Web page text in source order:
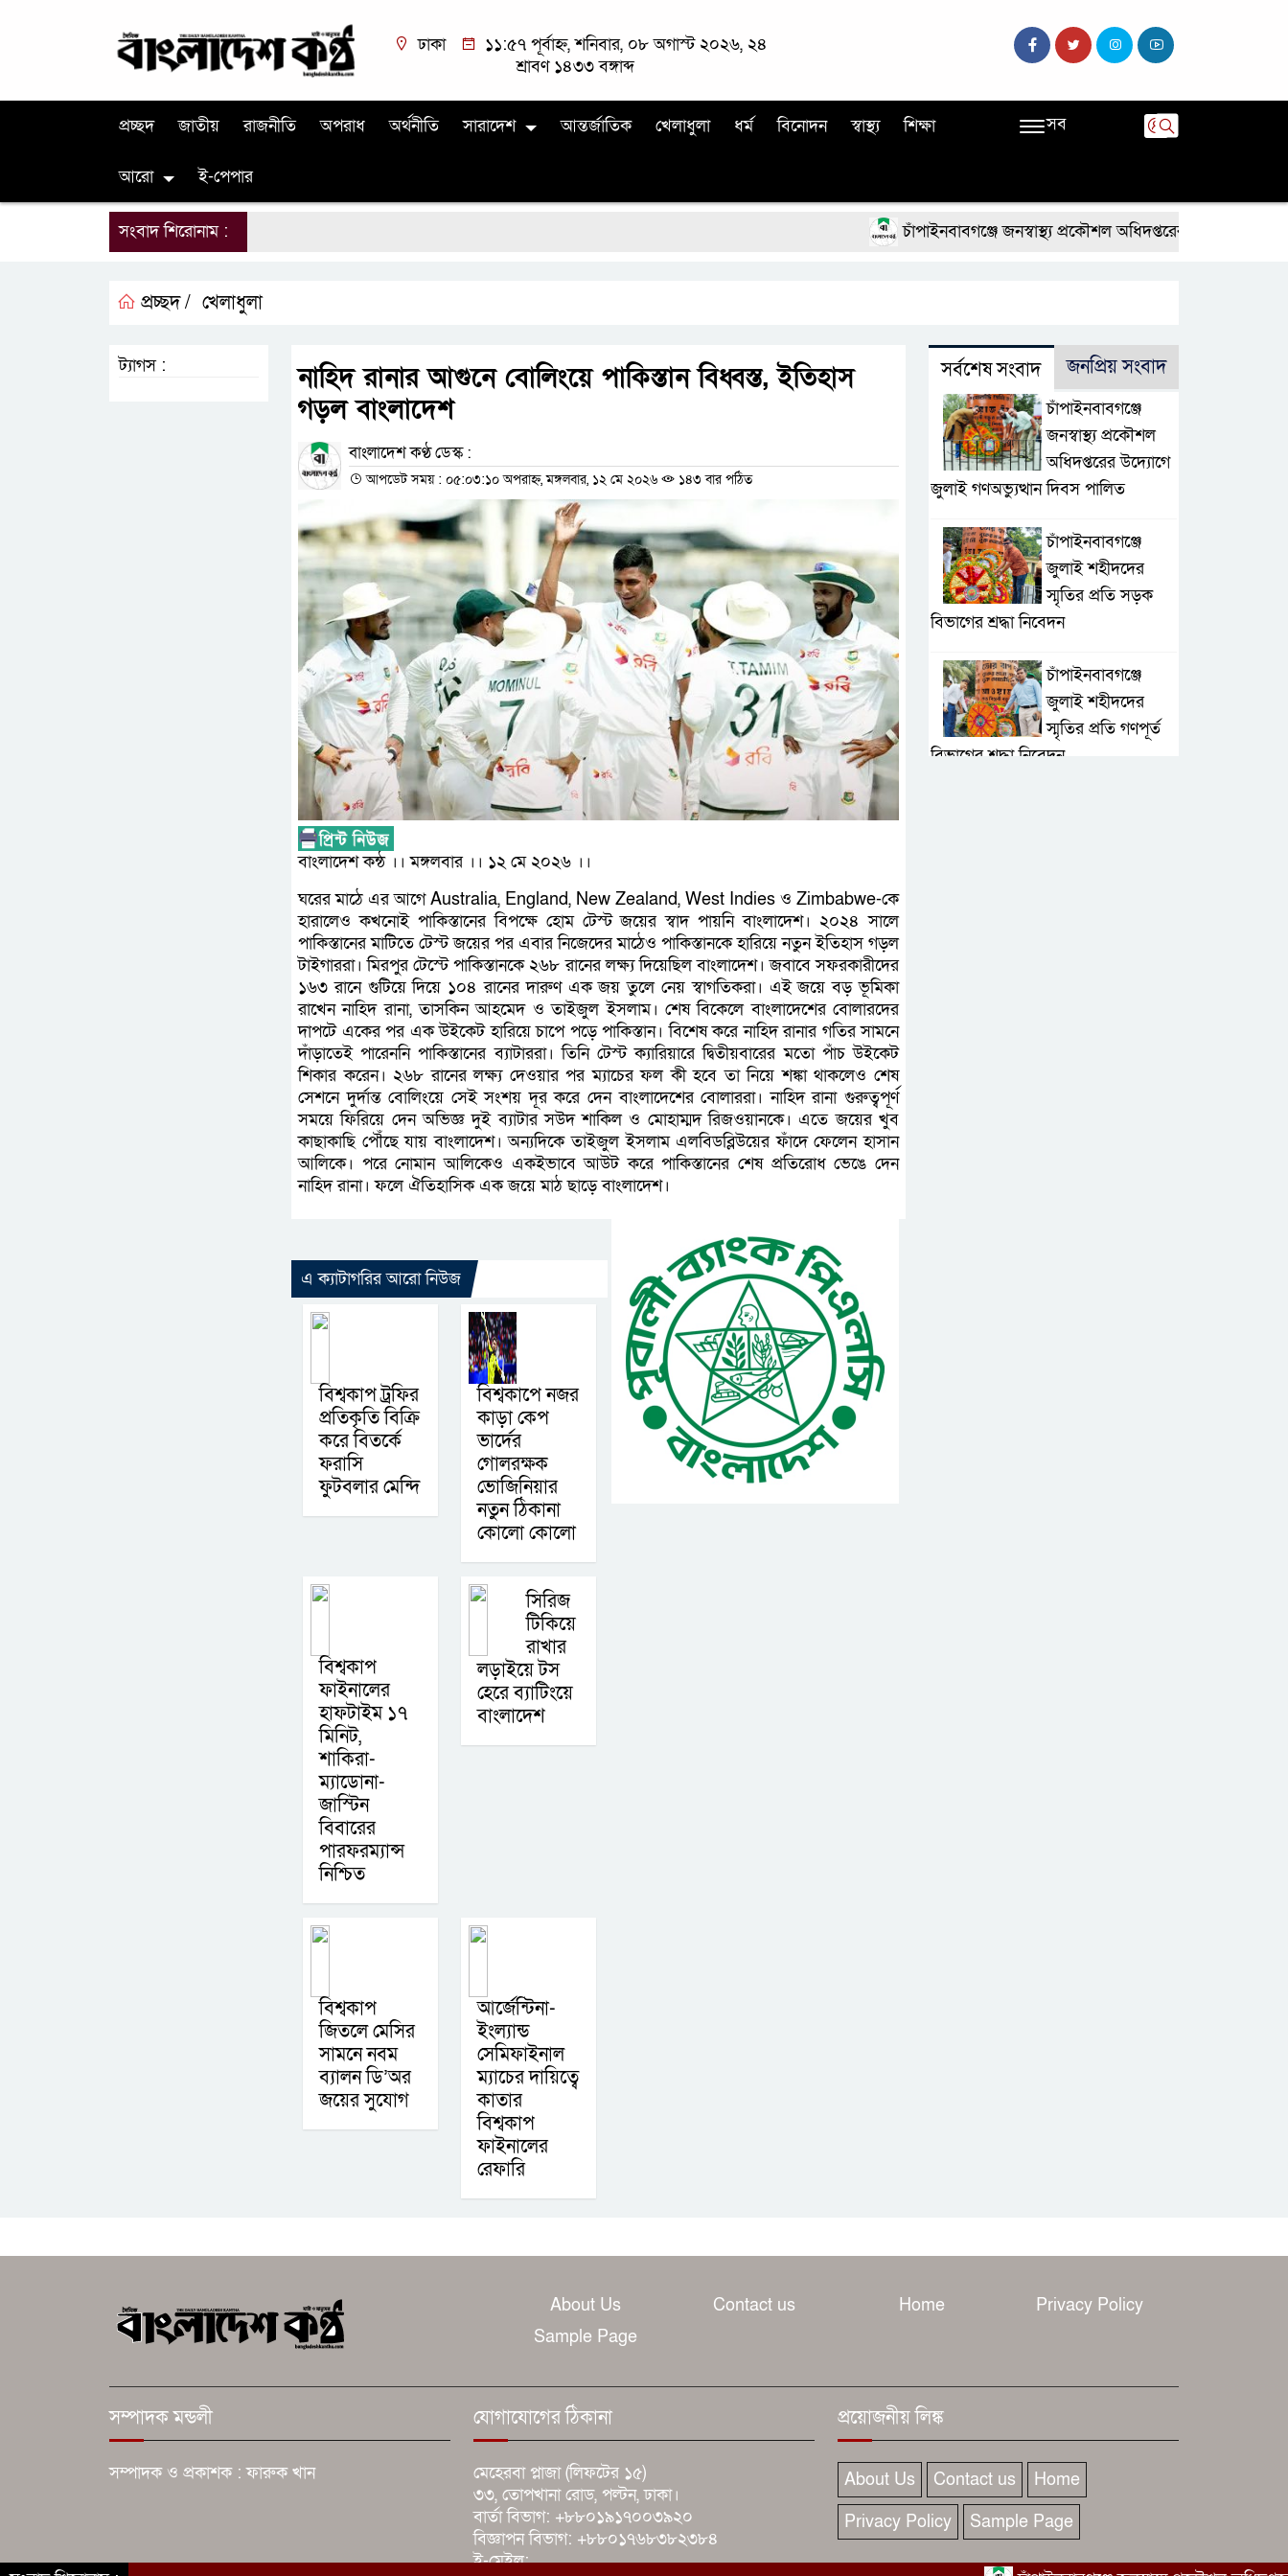
ঢাকা
১১:৫৭ পূর্বাহ্ন, শনিবার, ০৮ অগাস্ট ২০২৬, ২৪
শ্রাবণ ১৪৩৩ বঙ্গাব্দ
প্রচ্ছদ জাতীয় রাজনীতি অপরাধ অর্থনীতি সারাদেশ আন্তর্জাতিক খেলাধুলা ধর্ম বিনোদন স্বাস্থ্য শিক্ষা
আরো ই-পেপার
সব
সংবাদ শিরোনাম : চাঁপাইনবাবগঞ্জে জনস্বাস্থ্য প্রকৌশল অধিদপ্তরের উদ্যোগে জুলাই
প্রচ্ছদ / খেলাধুলা
নাহিদ রানার আগুনে বোলিংয়ে পাকিস্তান বিধ্বস্ত, ইতিহাস
গড়ল বাংলাদেশ
বাংলাদেশ কণ্ঠ ডেস্ক :
আপডেট সময় : ০৫:০৩:১০ অপরাহ্ন, মঙ্গলবার, ১২ মে ২০২৬ ১৪৩ বার পঠিত
বাংলাদেশ কন্ঠ ।। মঙ্গলবার ।। ১২ মে ২০২৬ ।।
ঘরের মাঠে এর আগে Australia, England, New Zealand, West Indies ও Zimbabwe-কে
হারালেও কখনোই পাকিস্তানের বিপক্ষে হোম টেস্ট জয়ের স্বাদ পায়নি বাংলাদেশ। ২০২৪ সালে
পাকিস্তানের মাটিতে টেস্ট জয়ের পর এবার নিজেদের মাঠেও পাকিস্তানকে হারিয়ে নতুন ইতিহাস গড়ল
টাইগাররা। মিরপুর টেস্টে পাকিস্তানকে ২৬৮ রানের লক্ষ্য দিয়েছিল বাংলাদেশ। জবাবে সফরকারীদের
১৬৩ রানে গুটিয়ে দিয়ে ১০৪ রানের দারুণ এক জয় তুলে নেয় স্বাগতিকরা। এই জয়ে বড় ভূমিকা
রাখেন নাহিদ রানা, তাসকিন আহমেদ ও তাইজুল ইসলাম। শেষ বিকেলে বাংলাদেশের বোলারদের
দাপটে একের পর এক উইকেট হারিয়ে চাপে পড়ে পাকিস্তান। বিশেষ করে নাহিদ রানার গতির সামনে
দাঁড়াতেই পারেননি পাকিস্তানের ব্যাটাররা। তিনি টেস্ট ক্যারিয়ারে দ্বিতীয়বারের মতো পাঁচ উইকেট
শিকার করেন। ২৬৮ রানের লক্ষ্য দেওয়ার পর ম্যাচের ফল কী হবে তা নিয়ে শঙ্কা থাকলেও শেষ
সেশনে দুর্দান্ত বোলিংয়ে সেই সংশয় দূর করে দেন বাংলাদেশের বোলাররা। নাহিদ রানা গুরুত্বপূর্ণ
সময়ে ফিরিয়ে দেন অভিজ্ঞ দুই ব্যাটার সউদ শাকিল ও মোহাম্মদ রিজওয়ানকে। এতে জয়ের খুব
কাছাকাছি পৌঁছে যায় বাংলাদেশ। অন্যদিকে তাইজুল ইসলাম এলবিডব্লিউয়ের ফাঁদে ফেলেন হাসান
আলিকে। পরে নোমান আলিকেও একইভাবে আউট করে পাকিস্তানের শেষ প্রতিরোধ ভেঙে দেন
নাহিদ রানা। ফলে ঐতিহাসিক এক জয়ে মাঠ ছাড়ে বাংলাদেশ।
এ ক্যাটাগরির আরো নিউজ
বিশ্বকাপ ট্রফির
প্রতিকৃতি বিক্রি
করে বিতর্কে
ফরাসি
ফুটবলার মেন্দি
বিশ্বকাপে নজর
কাড়া কেপ
ভার্দের
গোলরক্ষক
ভোজিনিয়ার
নতুন ঠিকানা
কোলো কোলো
বিশ্বকাপ
ফাইনালের
হাফটাইম ১৭
মিনিট,
শাকিরা-
ম্যাডোনা-
জাস্টিন
বিবারের
পারফরম্যান্স
নিশ্চিত
সিরিজ
টিকিয়ে
রাখার
লড়াইয়ে টস
হেরে ব্যাটিংয়ে
বাংলাদেশ
বিশ্বকাপ
জিতলে মেসির
সামনে নবম
ব্যালন ডি’অর
জয়ের সুযোগ
আর্জেন্টিনা-
ইংল্যান্ড
সেমিফাইনাল
ম্যাচের দায়িত্বে
কাতার
বিশ্বকাপ
ফাইনালের
রেফারি
ট্যাগস : সর্বশেষ সংবাদ জনপ্রিয় সংবাদ
চাঁপাইনবাবগঞ্জে
জনস্বাস্থ্য প্রকৌশল
অধিদপ্তরের উদ্যোগে
জুলাই গণঅভ্যুত্থান দিবস পালিত
চাঁপাইনবাবগঞ্জে
জুলাই শহীদদের
স্মৃতির প্রতি সড়ক
বিভাগের শ্রদ্ধা নিবেদন
চাঁপাইনবাবগঞ্জে
জুলাই শহীদদের
স্মৃতির প্রতি গণপূর্ত
বিভাগের শ্রদ্ধা নিবেদন
About Us Contact us Home
Privacy Policy
Sample Page
সম্পাদক মন্ডলী
সম্পাদক ও প্রকাশক : ফারুক খান
যোগাযোগের ঠিকানা
মেহেরবা প্লাজা (লিফটের ১৫)
৩৩, তোপখানা রোড, পল্টন, ঢাকা।
বার্তা বিভাগ: +৮৮০১৯১৭০০৩৯২০
বিজ্ঞাপন বিভাগ: +৮৮০১৭৬৮৩৮২৩৮৪
ই-মেইল:
প্রয়োজনীয় লিঙ্ক
About Us Contact us
Home
Privacy Policy
Sample Page